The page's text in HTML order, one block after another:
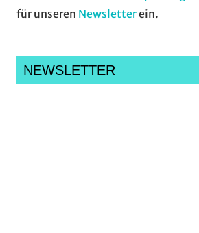
für unseren Newsletterein.
NEWSLETTER